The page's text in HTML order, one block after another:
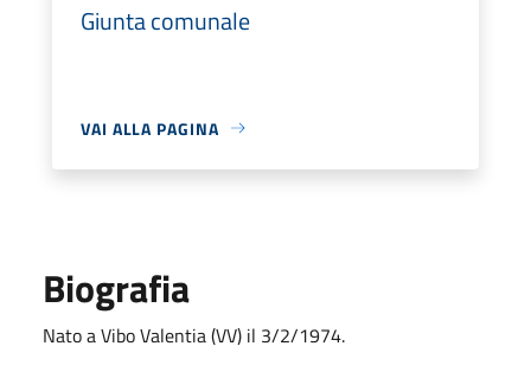
Giunta comunale
VAI ALLA PAGINA
Biografia
Nato a Vibo Valentia (VV) il 3/2/1974.